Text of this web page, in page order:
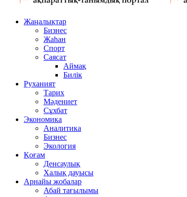
Жаңалықтар
Бизнес
Жаһан
Спорт
Саясат
Аймақ
Билік
Руханият
Тарих
Мәдениет
Сұхбат
Экономика
Аналитика
Бизнес
Экология
Қоғам
Денсаулық
Халық дауысы
Арнайы жобалар
Абай тағылымы